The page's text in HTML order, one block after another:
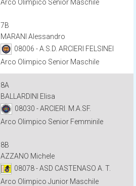
Arco Olimpico Senior Maschile
7B
MARANI Alessandro
08006 - A.S.D. ARCIERI FELSINEI
Arco Olimpico Senior Maschile
8A
BALLARDINI Elisa
08030 - ARCIERI. M.A.SF.
Arco Olimpico Senior Femminile
8B
AZZANO Michele
08078 - ASD CASTENASO A. T.
Arco Olimpico Junior Maschile